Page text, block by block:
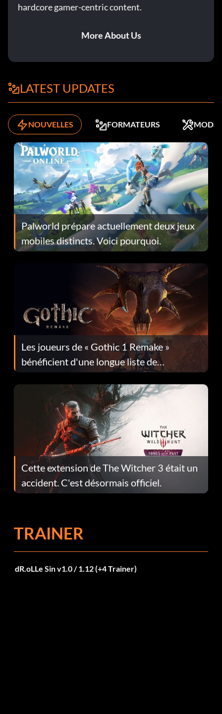
hardcore gamer-centric content.
More About Us
LATEST UPDATES
NOUVELLES FORMATEURS MODS
Palworld prépare actuellement deux jeux
mobiles distincts. Voici pourquoi.
Les joueurs de « Gothic 1 Remake »
bénéficient d'une longue liste de
corrections dans la mise à jour 1.0.4
Cette extension de The Witcher 3 était un
accident. C'est désormais officiel.
TRAINER
dR.oLLe Sin v1.0 / 1.12 (+4 Trainer)